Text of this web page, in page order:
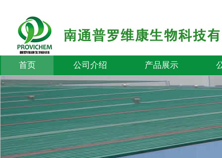
首页 公司介绍 产品展示